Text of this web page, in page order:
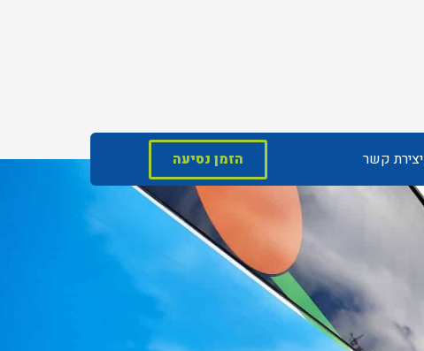
יצירת קשר הזמן נסיעה